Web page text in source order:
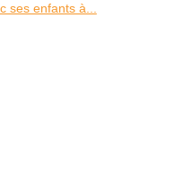
ses enfants à...